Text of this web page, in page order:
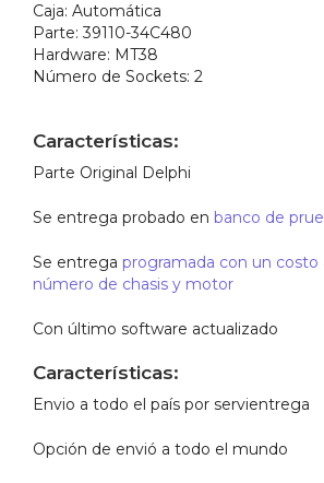
Caja: Automática
Parte:39110-34C480
Hardware: MT38
Número de Sockets: 2
Características:
Parte Original Delphi
Se entrega probado en banco de
Se entrega programada con un costo
número de chasis y motor
Con último software actualizado
Características:
Envio a todo el país por servientrega
Opción de envió a todo el mundo